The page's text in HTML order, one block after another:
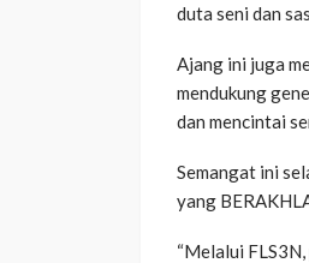
duta seni dan
Ajang ini juga
mendukung
dan mencintai
Semangat ini
yang
“Melalui